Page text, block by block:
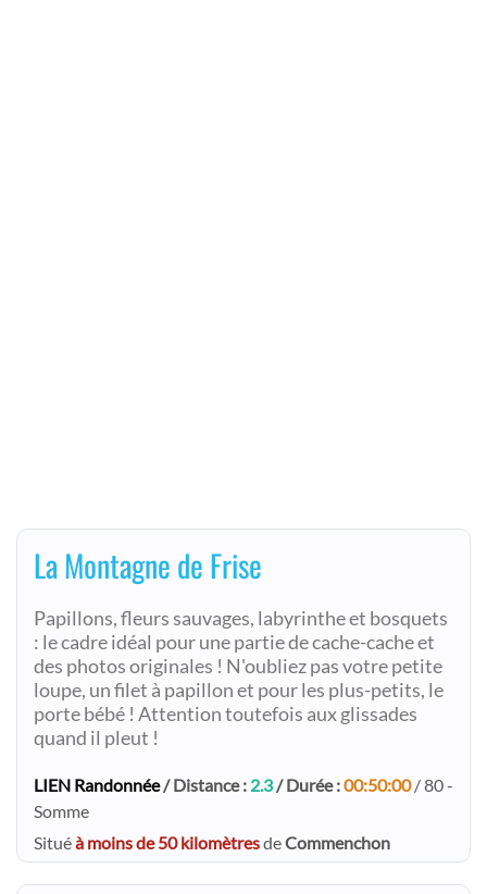
La Montagne de Frise
Papillons, fleurs sauvages, labyrinthe et bosquets
: le cadre idéal pour une partie de cache-cache et
des photos originales ! N'oubliez pas votre petite
loupe, un filet à papillon et pour les plus-petits, le
porte bébé ! Attention toutefois aux glissades
quand il pleut !
LIEN Randonnée/ Distance : 2.3/ Durée :00:50:00/ 80 -
Somme
Situéà moins de 50 kilomètresdeCommenchon